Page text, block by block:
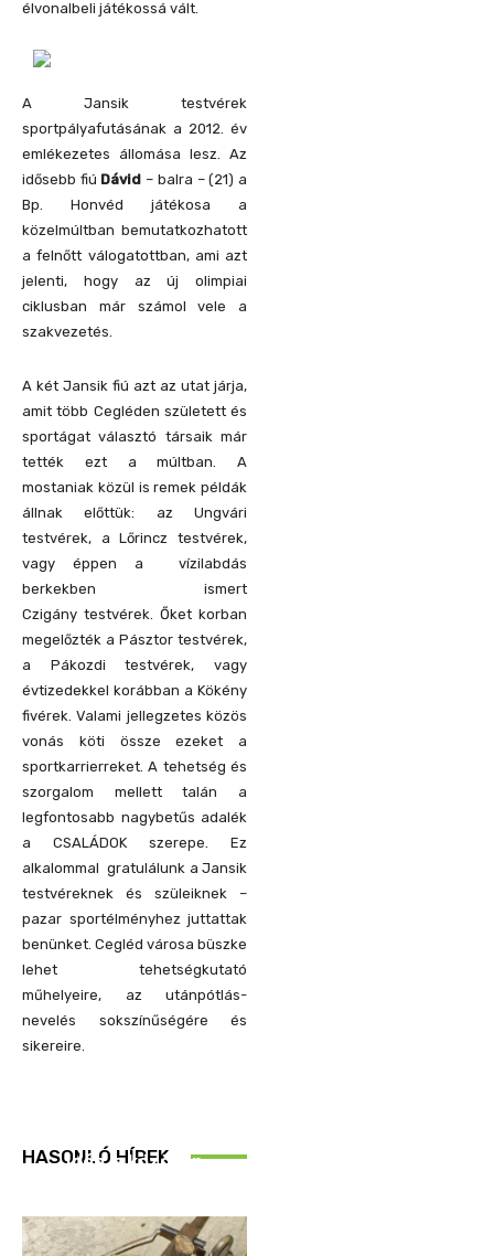
élvonalbeli játékossá vált.
A Jansik testvérek
sportpályafutásának a 2012. év
emlékezetes állomása lesz. Az
idősebb fiú Dávid – balra – (21) a
Bp. Honvéd játékosa a
közelmúltban bemutatkozhatott
a felnőtt válogatottban, ami azt
jelenti, hogy az új olimpiai
ciklusban már számol vele a
szakvezetés.
A két Jansik fiú azt az utat járja,
amit több Cegléden született és
sportágat választó társaik már
tették ezt a múltban. A
mostaniak közül is remek példák
állnak előttük: az Ungvári
testvérek, a Lőrincz testvérek,
vagy éppen a vízilabdás
berkekben ismert
Czigány testvérek. Őket korban
megelőzték a Pásztor testvérek,
a Pákozdi testvérek, vagy
évtizedekkel korábban a Kökény
fivérek. Valami jellegzetes közös
vonás köti össze ezeket a
sportkarrierreket. A tehetség és
szorgalom mellett talán a
legfontosabb nagybetűs adalék
a CSALÁDOK szerepe. Ez
alkalommal gratulálunk a Jansik
testvéreknek és szüleiknek –
pazar sportélményhez juttattak
benünket. Cegléd városa büszke
lehet tehetségkutató
műhelyeire, az utánpótlás-
nevelés sokszínűségére és
sikereire.
HASONLÓ HÍREK
Idén is közösen